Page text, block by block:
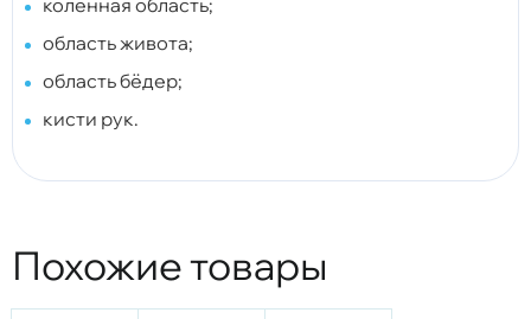
область живота;
область бёдер;
кисти рук.
Похожие товары